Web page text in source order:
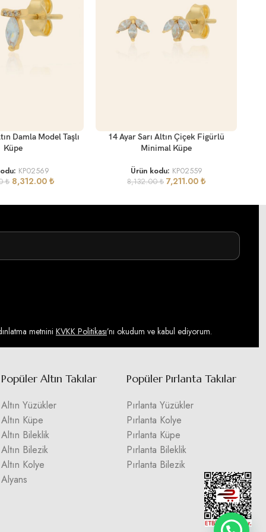
Damla Model Taşlı
Küpe
KP02569
₺ 8,312.00 ₺
SEPETE EKLE
14 Ayar Sarı Altın Çiçek Figürlü
Minimal Küpe
Ürün kodu: KP02559
8,132.00₺ 7,211.00 ₺
metnini KVKK Politikası’nı okudum ve kabul ediyorum.
Popüler Altın Takılar
Altın Yüzükler
Altın Küpe
Altın Bileklik
Altın Bilezik
Altın Kolye
Alyans
Popüler Pırlanta Takılar
Pırlanta Yüzükler
Pırlanta Kolye
Pırlanta Küpe
Pırlanta Bileklik
Pırlanta Bilezik